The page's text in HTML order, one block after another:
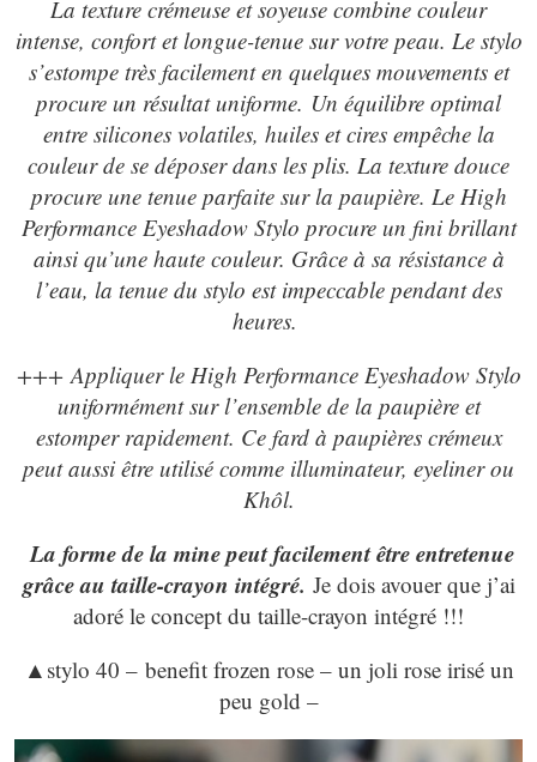
La texture crémeuse et soyeuse combine couleur
intense, confort et longue-tenue sur votre peau. Le stylo
s’estompe très facilement en quelques mouvements et
procure un résultat uniforme. Un équilibre optimal
entre silicones volatiles, huiles et cires empêche la
couleur de se déposer dans les plis. La texture douce
procure une tenue parfaite sur la paupière. Le High
Performance Eyeshadow Stylo procure un fini brillant
ainsi qu’une haute couleur. Grâce à sa résistance à
l’eau, la tenue du stylo est impeccable pendant des
heures.
+++ Appliquer le High Performance Eyeshadow Stylo
uniformément sur l’ensemble de la paupière et
estomper rapidement. Ce fard à paupières crémeux
peut aussi être utilisé comme illuminateur, eyeliner ou
Khôl.
La forme de la mine peut facilement être entretenue
grâce au taille-crayon intégré. Je dois avouer que j’ai
adoré le concept du taille-crayon intégré !!!
▲ stylo 40 – benefit frozen rose – un joli rose irisé un
peu gold –